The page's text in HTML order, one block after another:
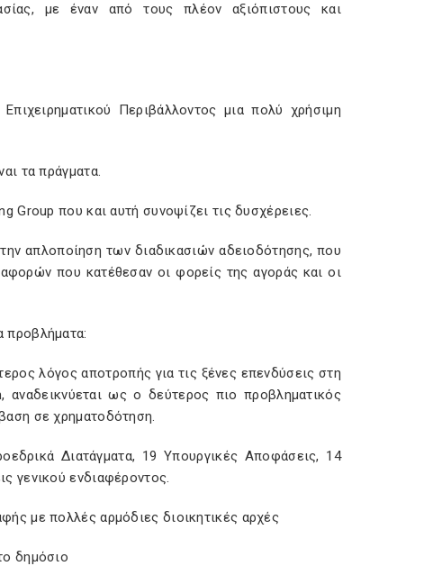
με έναν από τους πλέον αξιόπιστους και
Περιβάλλοντος μια πολύ χρήσιμη
τα πράγματα.
Group που και αυτή συνοψίζει τις δυσχέρειες.
απλοποίηση των διαδικασιών αδειοδότησης, που
που κατέθεσαν οι φορείς της αγοράς και οι
προβλήματα:
λόγος αποτροπής για τις ξένες επενδύσεις στη
ως ο δεύτερος πιο προβληματικός
σε χρηματοδότηση.
Διατάγματα, 19 Υπουργικές Αποφάσεις, 14
γενικού ενδιαφέροντος.
με πολλές αρμόδιες διοικητικές αρχές
δημόσιο